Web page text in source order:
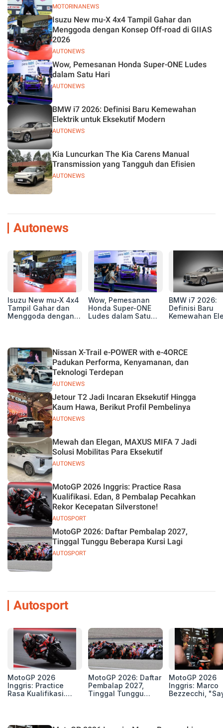
MOTORINANEWS
AUTONEWS
Isuzu New mu-X 4x4 Tampil Gahar dan
Menggoda dengan Konsep Off-road di GIIAS
2026
AUTONEWS
Wow, Pemesanan Honda Super-ONE Ludes
dalam Satu Hari
AUTONEWS
BMW i7 2026: Definisi Baru Kemewahan
Elektrik untuk Eksekutif Modern
AUTONEWS
Kia Luncurkan The Kia Carens Manual
Transmission yang Tangguh dan Efisien
Autonews
Isuzu New mu-X 4x4
Tampil Gahar dan
Menggoda dengan
Wow, Pemesanan
Honda Super-ONE
Ludes dalam Satu
BMW i7 2026:
Definisi Baru
Kemewahan
AUTONEWS
Nissan X-Trail e-POWER with e-4ORCE
Padukan Performa, Kenyamanan, dan
Teknologi Terdepan
AUTONEWS
Jetour T2 Jadi Incaran Eksekutif Hingga
Kaum Hawa, Berikut Profil Pembelinya
AUTONEWS
Mewah dan Elegan, MAXUS MIFA 7 Jadi
Solusi Mobilitas Para Eksekutif
AUTOSPORT
MotoGP 2026 Inggris: Practice Rasa
Kualifikasi. Edan, 8 Pembalap Pecahkan
Rekor Kecepatan Silverstone!
AUTOSPORT
MotoGP 2026: Daftar Pembalap 2027,
Tinggal Tunggu Beberapa Kursi Lagi
Autosport
MotoGP 2026
Inggris: Practice
Rasa Kualifikasi.
Silverstone!
MotoGP 2026: Daftar
Pembalap 2027,
Tinggal Tunggu
MotoGP 2026
Inggris: Marco
Bezzecchi,